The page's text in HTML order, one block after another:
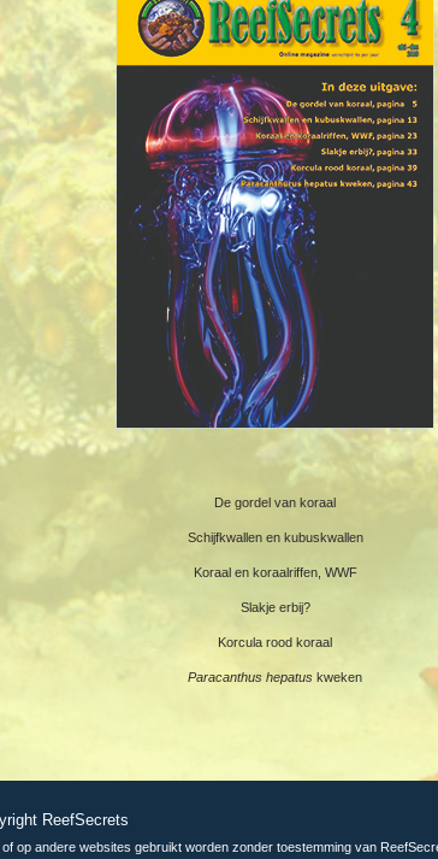
De gordel van koraal
Schijfkwallen en kubuskwallen
Koraal en koraalriffen, WWF
Slakje erbij?
Korcula rood koraal
Paracanthus hepatus kweken
ReefSecrets
op andere websites gebruikt worden zonder toestemming van